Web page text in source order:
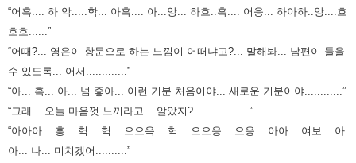
“어흑.... 하 악.....학... 아흑.... 아...앙... 하흐..흑.... 어응... 하아하..앙....흐
흐흐......”
“어때?... 영은이 항문으로 하는 느낌이 어떠냐고?... 말해봐... 남편이 들을
수 있도록... 어서.............”
“아... 흑... 아... 넘 좋아... 이런 기분 처음이야... 새로운 기분이야............”
“그래... 오늘 마음껏 느끼라고... 알았지?..................”
“아아아... 흥... 헉... 헉... 으으윽... 헉... 으으응... 으응... 아아... 여보... 아
아... 나... 미치겠어..........”